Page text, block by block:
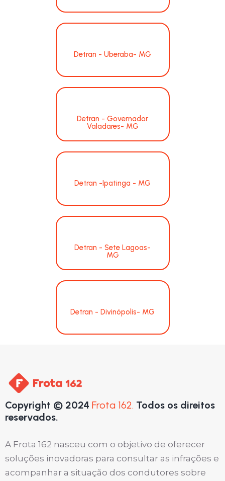
Detran - Uberaba- MG
Detran - Governador
Valadares- MG
Detran -Ipatinga - MG
Detran - Sete Lagoas-
MG
Detran - Divinópolis- MG
Copyright © 2024 Frota 162. Todos os direitos
reservados.
A Frota 162 nasceu com o objetivo de oferecer
soluções inovadoras para consultar as infrações e
acompanhar a situação dos condutores sobre